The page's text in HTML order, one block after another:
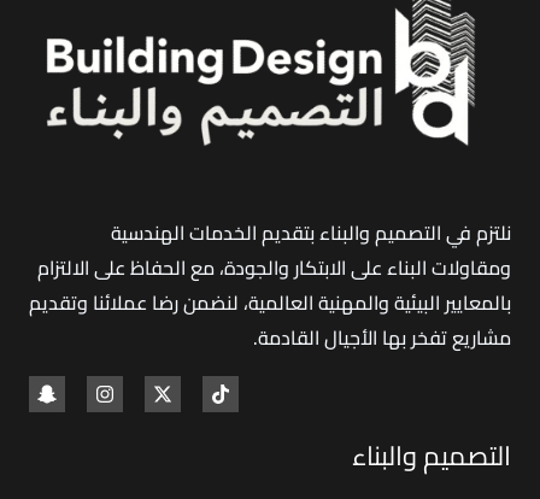
نلتزم في التصميم والبناء بتقديم الخدمات الهندسية
ومقاولات البناء على الابتكار والجودة، مع الحفاظ على الالتزام
بالمعايير البيئية والمهنية العالمية، لنضمن رضا عملائنا وتقديم
مشاريع تفخر بها الأجيال القادمة.
التصميم والبناء